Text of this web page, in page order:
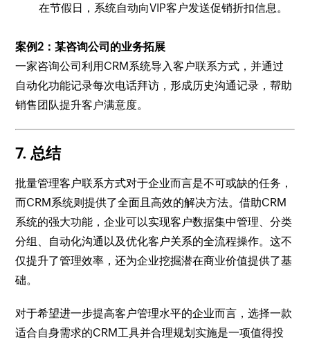
在节假日，系统自动向VIP客户发送促销折扣信息。
案例2：某咨询公司的业务拓展
一家咨询公司利用CRM系统导入客户联系方式，并通过
自动化功能记录每次电话拜访，形成历史沟通记录，帮助
销售团队提升客户满意度。
7. 总结
批量管理客户联系方式对于企业而言是不可或缺的任务，
而CRM系统则提供了全面且高效的解决方法。借助CRM
系统的强大功能，企业可以实现客户数据集中管理、分类
分组、自动化沟通以及优化客户关系的全流程操作。这不
仅提升了管理效率，还为企业挖掘潜在商业价值提供了基
础。
对于希望进一步提高客户管理水平的企业而言，选择一款
适合自身需求的CRM工具并合理规划实施是一项值得投